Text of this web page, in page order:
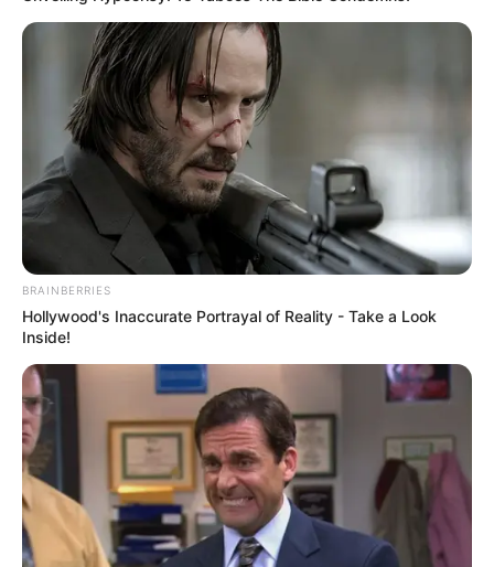
BRAINBERRIES
Hollywood's Inaccurate Portrayal of Reality - Take a Look
Inside!